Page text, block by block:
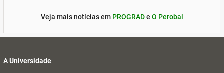
Veja mais notícias em PROGRADe O Perobal
A Universidade